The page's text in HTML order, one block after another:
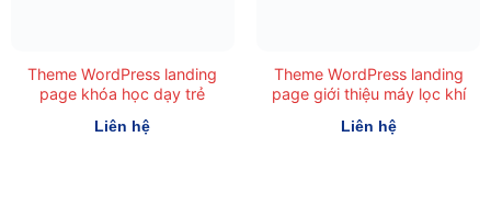
Theme WordPress landing
page khóa học dạy trẻ
Liên hệ
Theme WordPress landing
page giới thiệu máy lọc khí
Liên hệ